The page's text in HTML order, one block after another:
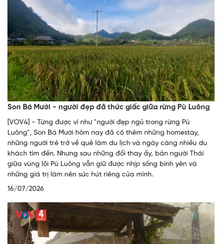
Son Bá Mười - người đẹp đã thức giấc giữa rừng Pù Luông
[VOV4] - Từng được ví như "người đẹp ngủ trong rừng Pù
Luông", Son Bá Mười hôm nay đã có thêm những homestay,
những người trẻ trở về quê làm du lịch và ngày càng nhiều du
khách tìm đến. Nhưng sau những đổi thay ấy, bản người Thái
giữa vùng lõi Pù Luông vẫn giữ được nhịp sống bình yên và
những giá trị làm nên sức hút riêng của mình.
16/07/2026